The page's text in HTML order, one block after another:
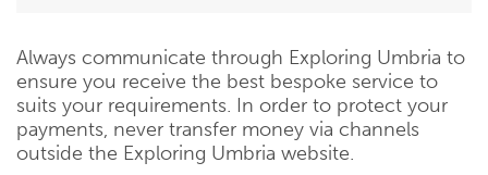
Always communicate through Exploring Umbria to
ensure you receive the best bespoke service to
suits your requirements. In order to protect your
payments, never transfer money via channels
outside the Exploring Umbria website.